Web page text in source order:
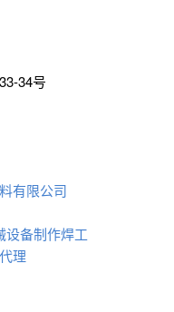
34号
有限公司
设备制作焊工
理